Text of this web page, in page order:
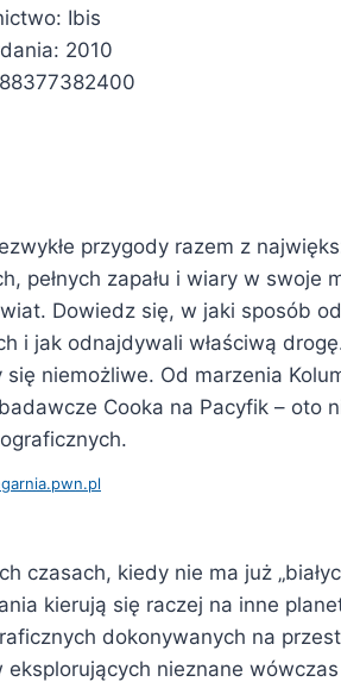
Ibis
2010
przygody razem z
pełnych zapału i wiary w swoje
Dowiedz się, w jaki sposób
i jak odnajdywali właściwą
się niemożliwe. Od marzenia
Cooka na Pacyfik – oto
czasach, kiedy nie ma już
kierują się raczej na inne
dokonywanych na
eksplorujących nieznane